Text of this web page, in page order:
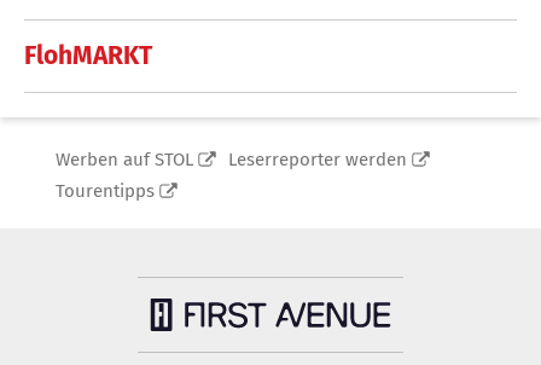
FlohMARKT
Werben auf STOL
Leserreporter werden
Tourentipps